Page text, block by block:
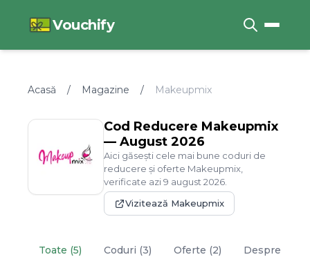
Vouchify
Acasă / Magazine / Makeupmix
Cod Reducere Makeupmix
— August 2026
Aici găsești cele mai bune coduri de
reducere și oferte Makeupmix
verificate azi9 august 2026
Vizitează Makeupmix
Toate (5) Coduri (3) Oferte (2) Despre